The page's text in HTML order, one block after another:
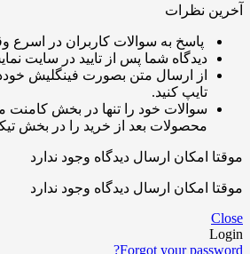
آخرین نظرات
پاسخ به سوالات کاربران در اسرع
دیدگاه شما پس از تایید در سایت
از ارسال متن بصورت فینگلیش
تایپ کنید.
سوالات خود را تنها در بخش کامنت
محصولات بعد از خرید را در بخش
موقتا امکان ارسال دیدگاه وجود ندارد
موقتا امکان ارسال دیدگاه وجود ندارد
Close
Login
Forgot your password?